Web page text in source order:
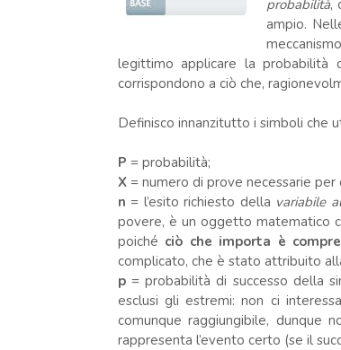
probabilità,
ampio.
legittimo applicare la
corrispondono a ciò che,
Definisco innanzitutto i simboli che
P = probabilità;
X= numero di prove necessarie per
n= l’esito richiesto della variabile
povere, è un oggetto matematico
poiché ciò che importa è
complicato, che è stato attribuito
p= probabilità di successo della
esclusi gli estremi: non ci
comunque raggiungibile, dunque
rappresenta l’evento certo (se il